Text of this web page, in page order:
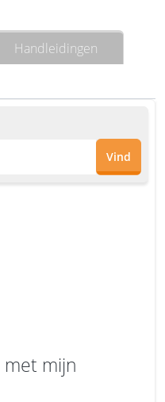
Handleidingen
Vind
mijn